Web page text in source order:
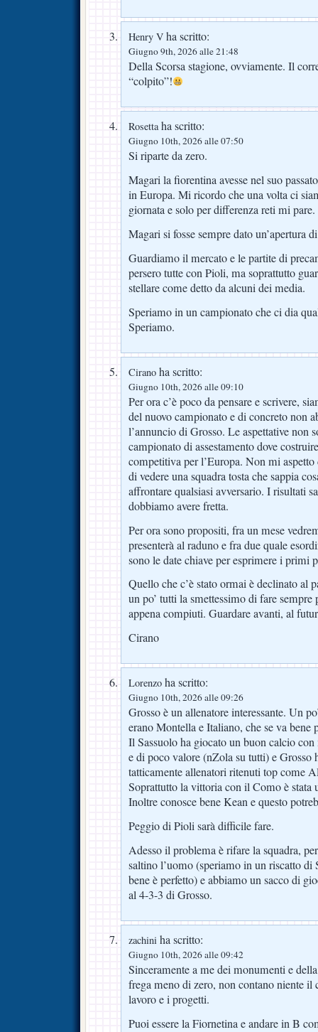
Henry V ha scritto:
Giugno 9th, 2026 alle 21:48
Della Scorsa stagione, ovviamente. Il
“colpito”!
Rosettaha scritto:
Giugno 10th, 2026 alle 07:50
Si riparte da zero.
Magari la fiorentina avesse nel suo
in Europa. Mi ricordo che una volta ci
giornata e solo per differenza reti mi pare.
Magari si fosse sempre dato un’apertura
Guardiamo il mercato e le partite di
persero tutte con Pioli, ma soprattutto
stellare come detto da alcuni dei media.
Speriamo in un campionato che ci dia
Speriamo.
Cirano ha scritto:
Giugno 10th, 2026 alle 09:10
Per ora c’è poco da pensare e scrivere,
del nuovo campionato e di concreto non
l’annuncio di Grosso. Le aspettative non
campionato di assestamento dove
competitiva per l’Europa. Non mi
di vedere una squadra tosta che sappia
affrontare qualsiasi avversario. I risultati
dobbiamo avere fretta.
Per ora sono propositi, fra un mese
presenterà al raduno e fra due quale
sono le date chiave per esprimere i primi
Quello che c’è stato ormai è declinato al
un po’ tutti la smettessimo di fare
appena compiuti. Guardare avanti, al
Cirano
Lorenzo ha scritto:
Giugno 10th, 2026 alle 09:26
Grosso è un allenatore interessante. Un
erano Montella e Italiano, che se va bene
Il Sassuolo ha giocato un buon calcio
e di poco valore (nZola su tutti) e Grosso
tatticamente allenatori ritenuti top come
Soprattutto la vittoria con il Como è stata
Inoltre conosce bene Kean e questo
Peggio di Pioli sarà difficile fare.
Adesso il problema è rifare la squadra,
saltino l’uomo (speriamo in un riscatto di
bene è perfetto) e abbiamo un sacco di
al 4-3-3 di Grosso.
zachini ha scritto:
Giugno 10th, 2026 alle 09:42
Sinceramente a me dei monumenti e
frega meno di zero, non contano niente il
lavoro e i progetti.
Puoi essere la Fiornetina e andare in B